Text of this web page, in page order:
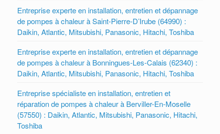
Entreprise experte en installation, entretien et dépannage
de pompes à chaleur à Saint-Pierre-D’Irube (64990) :
Daikin, Atlantic, Mitsubishi, Panasonic, Hitachi, Toshiba
Entreprise experte en installation, entretien et dépannage
de pompes à chaleur à Bonningues-Les-Calais (62340) :
Daikin, Atlantic, Mitsubishi, Panasonic, Hitachi, Toshiba
Entreprise spécialiste en installation, entretien et
réparation de pompes à chaleur à Berviller-En-Moselle
(57550) : Daikin, Atlantic, Mitsubishi, Panasonic, Hitachi,
Toshiba